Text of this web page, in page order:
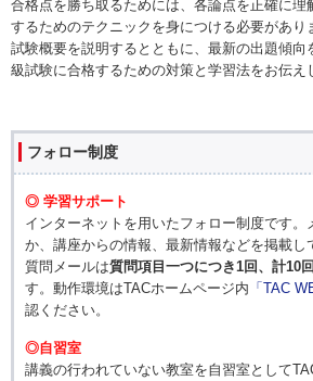
合格点を勝ち取るためには、各論点を正確に理
するためのテクニックを身につける必要があり
試験概要を説明するとともに、最新の出題傾向
級試験に合格するための対策と学習法をお伝え
フォロー制度
◎ 学習サポート
インターネットを用いたフォロー制度です。
か、講座からの情報、最新情報などを掲載し
質問メールは質問項目一つにつき1回、計10
す。動作環境はTACホームページ内 「TAC
認ください。
◎自習室
講義の行われていない教室を自習室として